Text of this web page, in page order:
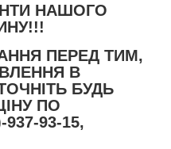
НАШОГО
ПЕРЕД ТИМ,
В
БУДЬ
ПО
93-15,